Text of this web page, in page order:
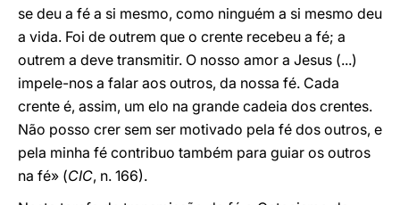
se deu a fé a si mesmo, como ninguém a si mesmo deu
a vida. Foi de outrem que o crente recebeu a fé; a
outrem a deve transmitir. O nosso amor a Jesus (...)
impele-nos a falar aos outros, da nossa fé. Cada
crente é, assim, um elo na grande cadeia dos crentes.
Não posso crer sem ser motivado pela fé dos outros, e
pela minha fé contribuo também para guiar os outros
na fé» (CIC, n. 166).